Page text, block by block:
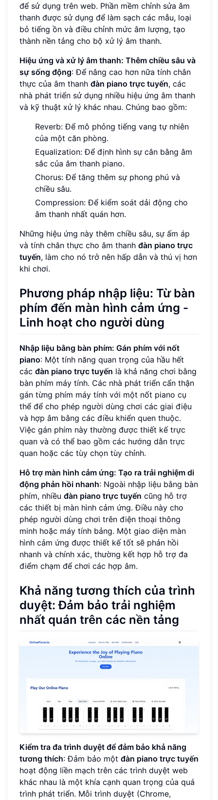
để sử dụng trên web. Phần mềm chỉnh sửa âm
thanh được sử dụng để làm sạch các mẫu, loại
bỏ tiếng ồn và điều chỉnh mức âm lượng, tạo
thành nền tảng cho bộ xử lý âm thanh.
Hiệu ứng và xử lý âm thanh: Thêm chiều sâu và
sự sống động: Để nâng cao hơn nữa tính chân
thực của âm thanh đàn piano trực tuyến, các
nhà phát triển sử dụng nhiều hiệu ứng âm thanh
và kỹ thuật xử lý khác nhau. Chúng bao gồm:
Reverb: Để mô phỏng tiếng vang tự nhiên
của một căn phòng.
Equalization: Để định hình sự cân bằng âm
sắc của âm thanh piano.
Chorus: Để tăng thêm sự phong phú và
chiều sâu.
Compression: Để kiểm soát dải động cho
âm thanh nhất quán hơn.
Những hiệu ứng này thêm chiều sâu, sự ấm áp
và tính chân thực cho âm thanh đàn piano trực
tuyến, làm cho nó trở nên hấp dẫn và thú vị hơn
khi chơi.
Phương pháp nhập liệu: Từ bàn
phím đến màn hình cảm ứng -
Linh hoạt cho người dùng
Nhập liệu bằng bàn phím: Gán phím với nốt
piano: Một tính năng quan trọng của hầu hết
các đàn piano trực tuyến là khả năng chơi bằng
bàn phím máy tính. Các nhà phát triển cẩn thận
gán từng phím máy tính với một nốt piano cụ
thể để cho phép người dùng chơi các giai điệu
và hợp âm bằng các điều khiển quen thuộc.
Việc gán phím này thường được thiết kế trực
quan và có thể bao gồm các hướng dẫn trực
quan hoặc các tùy chọn tùy chỉnh.
Hỗ trợ màn hình cảm ứng: Tạo ra trải nghiệm di
động phản hồi nhanh: Ngoài nhập liệu bằng bàn
phím, nhiều đàn piano trực tuyến cũng hỗ trợ
các thiết bị màn hình cảm ứng. Điều này cho
phép người dùng chơi trên điện thoại thông
minh hoặc máy tính bảng. Một giao diện màn
hình cảm ứng được thiết kế tốt sẽ phản hồi
nhanh và chính xác, thường kết hợp hỗ trợ đa
điểm chạm để chơi các hợp âm.
Khả năng tương thích của trình
duyệt: Đảm bảo trải nghiệm
nhất quán trên các nền tảng
Kiểm tra đa trình duyệt để đảm bảo khả năng
tương thích: Đảm bảo một đàn piano trực tuyến
hoạt động liền mạch trên các trình duyệt web
khác nhau là một khía cạnh quan trọng của quá
trình phát triển. Mỗi trình duyệt (Chrome,